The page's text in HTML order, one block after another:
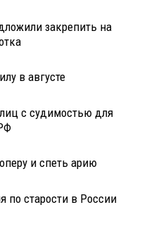
закрепить на
в августе
с судимостью для
и спеть арию
по старости в России